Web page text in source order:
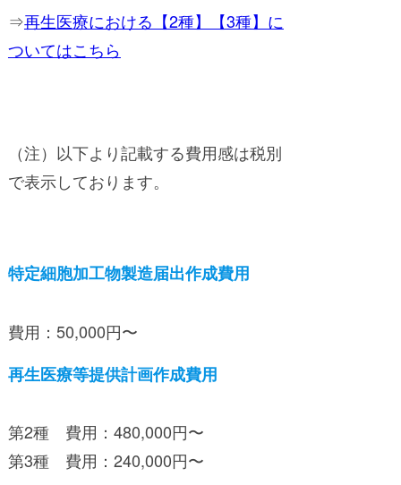
⇒再生医療における【2種】【3種】に
ついてはこちら
（注）以下より記載する費用感は税別
で表示しております。
特定細胞加工物製造届出作成費用
費用：50,000円〜
再生医療等提供計画作成費用
第2種 費用：480,000円〜
第3種 費用：240,000円〜